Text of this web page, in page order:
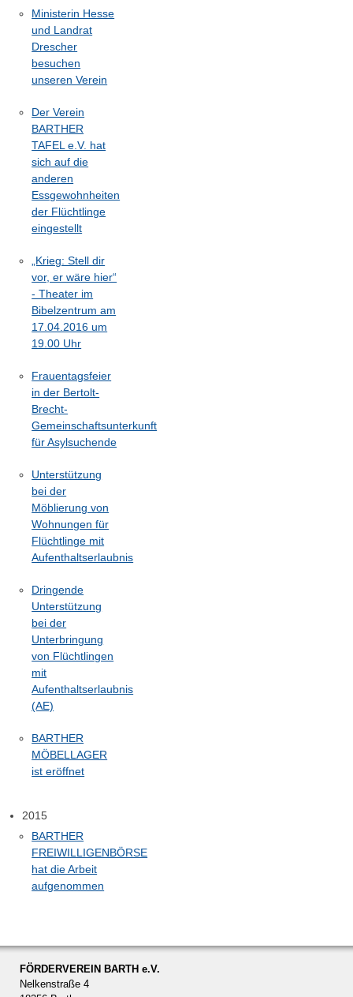
Ministerin Hesse
und Landrat
Drescher
besuchen
unseren Verein
Der Verein
BARTHER
TAFEL e.V. hat
sich auf die
anderen
Essgewohnheiten
der Flüchtlinge
eingestellt
„Krieg: Stell dir
vor, er wäre hier“
- Theater im
Bibelzentrum am
17.04.2016 um
19.00 Uhr
Frauentagsfeier
in der Bertolt-
Brecht-
Gemeinschaftsunterkunft
für Asylsuchende
Unterstützung
bei der
Möblierung von
Wohnungen für
Flüchtlinge mit
Aufenthaltserlaubnis
Dringende
Unterstützung
bei der
Unterbringung
von Flüchtlingen
mit
Aufenthaltserlaubnis
(AE)
BARTHER
MÖBELLAGER
ist eröffnet
2015
BARTHER
FREIWILLIGENBÖRSE
hat die Arbeit
aufgenommen
FÖRDERVEREIN BARTH e.V.
Nelkenstraße 4